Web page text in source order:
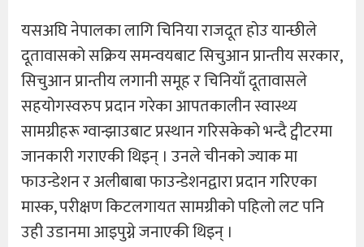
यसअघि नेपालका लागि चिनिया राजदूत होउ यान्छीले
दूतावासको सक्रिय समन्वयबाट सिचुआन प्रान्तीय सरकार,
सिचुआन प्रान्तीय लगानी समूह र चिनियाँ दूतावासले
सहयोगस्वरुप प्रदान गरेका आपतकालीन स्वास्थ्य
सामग्रीहरू ग्वान्झाउबाट प्रस्थान गरिसकेको भन्दै ट्वीटरमा
जानकारी गराएकी थिइन् । उनले चीनको ज्याक मा
फाउन्डेशन र अलीबाबा फाउन्डेशनद्वारा प्रदान गरिएका
मास्क, परीक्षण किटलगायत सामग्रीको पहिलो लट पनि
उही उडानमा आइपुग्ने जनाएकी थिइन् ।